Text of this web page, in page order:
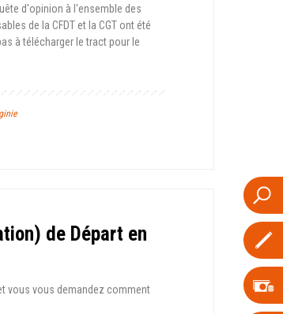
d'opinion à l'ensemble des
de la CFDT et la CGT ont été
à télécharger le tract pour le
de Départ en
vous vous demandez comment